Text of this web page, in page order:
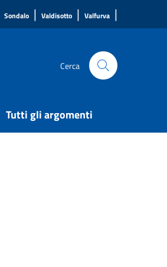
Sondalo | Valdisotto | Valfurva |
Cerca
Tutti gli argomenti